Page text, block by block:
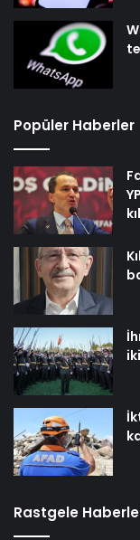
Popüler Haberler
Rastgele